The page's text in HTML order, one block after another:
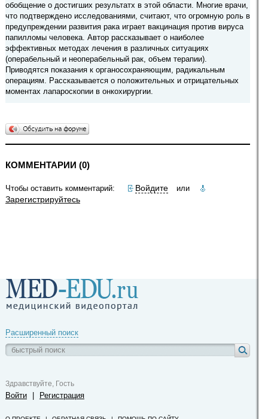
обобщение о достигших результатх в этой области. Многие врачи,
что подтверждено исследованиями, считают, что огромную роль в
предупреждении развития рака играет вакцинация против вируса
папилломы человека. Автор рассказывает о наиболее
эффективных методах лечения в различных ситуациях
(операбельный и неоперабельный рак, объем терапии).
Приводятся показания к органосохраняющим, радикальным
операциям. Рассказывается о положительных и отрицательных
моментах лапароскопии в онкохирургии.
КОММЕНТАРИИ (0)
Чтобы оставить комментарий: Войдите или
Зарегистрируйтесь
Расширенный поиск
Здравствуйте, Гость
Войти Регистрация